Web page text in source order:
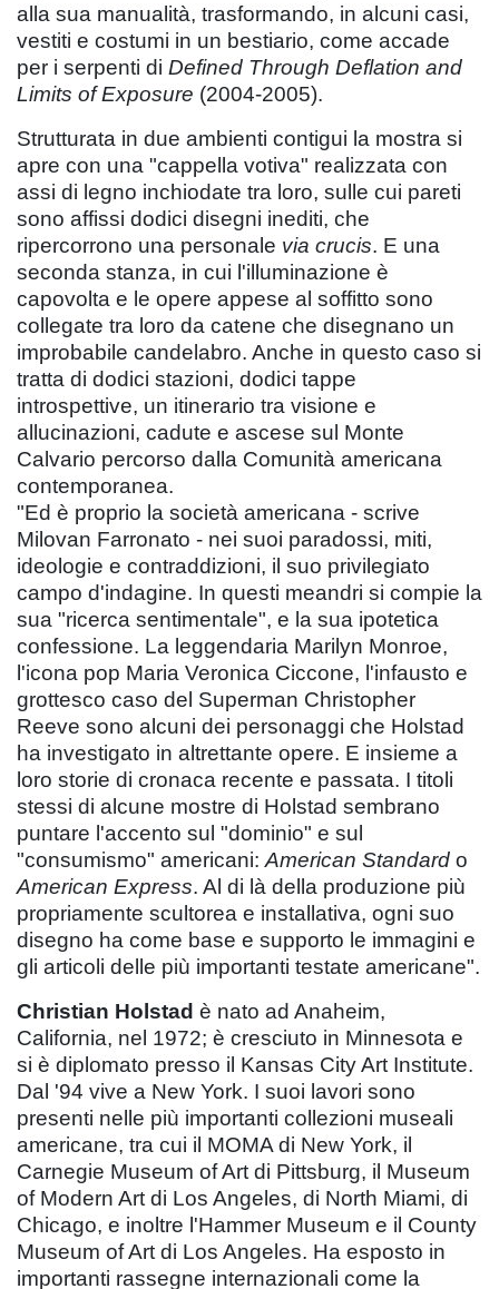
alla sua manualità, trasformando, in alcuni casi,
vestiti e costumi in un bestiario, come accade
per i serpenti di Defined Through Deflation and
Limits of Exposure (2004-2005).
Strutturata in due ambienti contigui la mostra si
apre con una "cappella votiva" realizzata con
assi di legno inchiodate tra loro, sulle cui pareti
sono affissi dodici disegni inediti, che
ripercorrono una personale via crucis. E una
seconda stanza, in cui l'illuminazione è
capovolta e le opere appese al soffitto sono
collegate tra loro da catene che disegnano un
improbabile candelabro. Anche in questo caso si
tratta di dodici stazioni, dodici tappe
introspettive, un itinerario tra visione e
allucinazioni, cadute e ascese sul Monte
Calvario percorso dalla Comunità americana
contemporanea.
"Ed è proprio la società americana - scrive
Milovan Farronato - nei suoi paradossi, miti,
ideologie e contraddizioni, il suo privilegiato
campo d'indagine. In questi meandri si compie la
sua "ricerca sentimentale", e la sua ipotetica
confessione. La leggendaria Marilyn Monroe,
l'icona pop Maria Veronica Ciccone, l'infausto e
grottesco caso del Superman Christopher
Reeve sono alcuni dei personaggi che Holstad
ha investigato in altrettante opere. E insieme a
loro storie di cronaca recente e passata. I titoli
stessi di alcune mostre di Holstad sembrano
puntare l'accento sul "dominio" e sul
"consumismo" americani: American Standard o
American Express. Al di là della produzione più
propriamente scultorea e installativa, ogni suo
disegno ha come base e supporto le immagini e
gli articoli delle più importanti testate americane".
Christian Holstad è nato ad Anaheim,
California, nel 1972; è cresciuto in Minnesota e
si è diplomato presso il Kansas City Art Institute.
Dal '94 vive a New York. I suoi lavori sono
presenti nelle più importanti collezioni museali
americane, tra cui il MOMA di New York, il
Carnegie Museum of Art di Pittsburg, il Museum
of Modern Art di Los Angeles, di North Miami, di
Chicago, e inoltre l'Hammer Museum e il County
Museum of Art di Los Angeles. Ha esposto in
importanti rassegne internazionali come la